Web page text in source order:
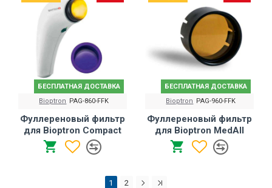
БЕСПЛАТНАЯ ДОСТАВКА
Bioptron PAG-860-FFK
Фуллереновый фильтр
для Bioptron Compact
БЕСПЛАТНАЯ ДОСТАВКА
Bioptron PAG-960-FFK
Фуллереновый фильтр
для Bioptron MedAll
1
2